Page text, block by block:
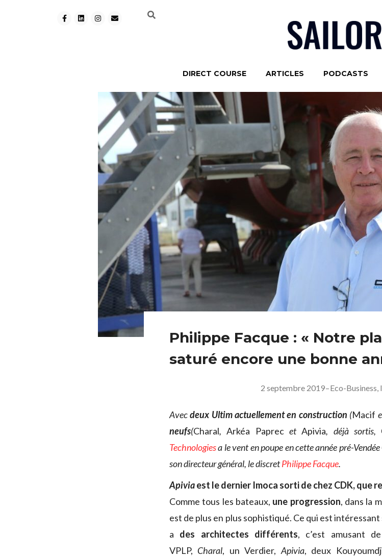
DIRECT COURSE ARTICLES PODCASTS
Philippe Facque : « Notre
saturé encore une bonne
2 septembre 2019–Eco-Business,
Avecdeux Ultim actuellement en construction (Macif
neufs(Charal,Arkéa PaprecetApivia, déjà sortis,
Technologiesa le vent en poupe en cette année pré-
son directeur général, le discretPhilippe Facque.
Apiviaest le dernier Imoca sorti de chez CDK, que
Comme tous les bateaux, une progression, dans la
est de plus en plus sophistiqué. Ce qui est intéressant
a des architectes différents, c’est amusant
VPLP, Charal, un Verdier, Apivia, deux